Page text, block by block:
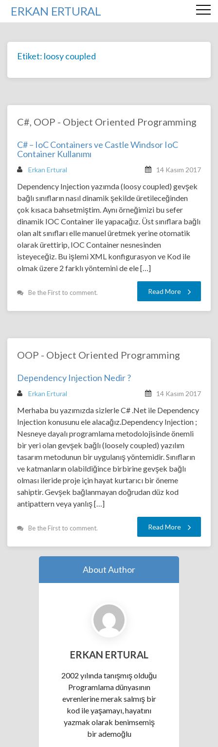
ERKAN ERTURAL
Etiket: loosy coupled
C#, OOP - Object Oriented Programming
C# – IoC Containers ve Castle Windsor IoC
Container Kullanımı
Erkan Ertural 14 Kasım 2017
Dependency Injection yazımda (loosy coupled) gevşek
bağlı sınıfların nasıl dinamik şekilde üretileceğinden
çok kısaca bahsetmiştim. Aynı örneğimizi bu sefer
dinamik IOC Container ile yapacağız. Üst sınıflara bağlı
olan alt sınıfları elle manuel üretmek yerine otomatik
olarak ürettirip, IOC Container nesnesinden
isteyeceğiz. Bu işlemi XML konfigurasyon ve Kod ile
olmak üzere 2 farklı yöntemini de ele […]
Be the First to comment. Read More
OOP - Object Oriented Programming
Dependency Injection Nedir ?
Erkan Ertural 14 Kasım 2017
Merhaba bu yazımızda sizlerle C# .Net ile Dependency
Injection konusunu ele alacağız.Dependency Injection ;
Nesneye dayalı programlama metodolojisinde önemli
bir yeri olan gevşek bağlı (loosely coupled) yazılım
tasarım metodunun bir uygulanış yöntemidir. Sınıfların
ve katmanların olabildiğince birbirine gevşek bağlı
olması ileride proje için hayat kurtarıcı bir öneme
sahiptir. Gevşek bağlanmayan doğrudan düz kod
antipattern veya yanlış […]
Be the First to comment. Read More
About Author
ERKAN ERTURAL
2002 yılında tanışmış olduğu
Programlama dünyasının
evrenlerine merak salmış bir
kod ile yaşamayı, hayatını
yazmak olarak benimsemiş
bir ademoğlu